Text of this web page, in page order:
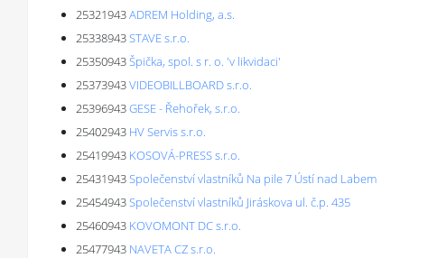
25321943ADREM Holding, a.s.
25338943STAVE s.r.o.
25350943Špička, spol. s r. o. 'v likvidaci'
25373943VIDEOBILLBOARD s.r.o.
25396943GESE - Řehořek, s.r.o.
25402943 HV Servis s.r.o.
25419943 KOSOVÁ-PRESS s.r.o.
25431943Společenství vlastníků Na pile 7 Ústí nad Labem
25454943Společenství vlastníků Jiráskova ul. č.p. 435
25460943 KOVOMONT DC s.r.o.
25477943 NAVETA CZ s.r.o.